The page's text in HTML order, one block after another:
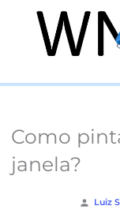
conteúdo
Como
janela?
Luiz